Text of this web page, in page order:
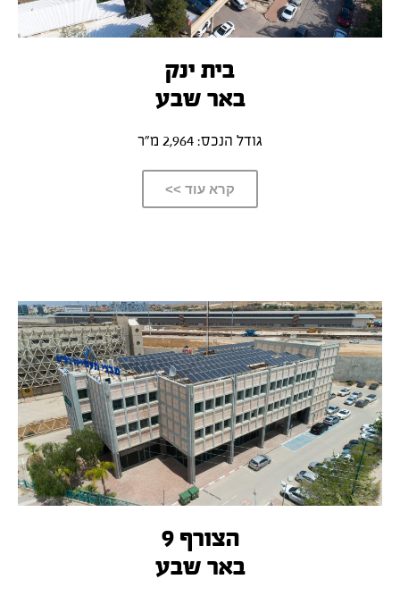
בית ינק
באר שבע
גודל הנכס:2,964 מ”ר
קרא עוד >>
הצורף 9
באר שבע